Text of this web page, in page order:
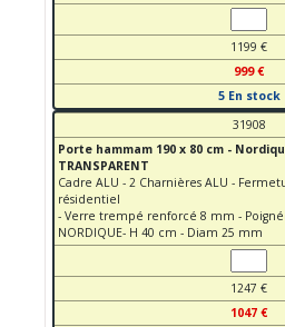
1199 €
999 €
5 En stock
31908
Porte hammam 190 x 80 cm -
TRANSPARENT
Cadre ALU - 2 Charnières ALU -
résidentiel
- Verre trempé renforcé 8 mm -
NORDIQUE- H 40 cm - Diam 25 mm
1247 €
1047 €